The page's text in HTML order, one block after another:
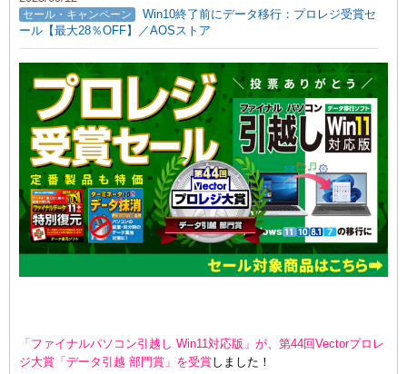
セール・キャンペーン
Win10終了前にデータ移行：プロレジ受賞セ
ール【最大28％OFF】／AOSストア
「ファイナルパソコン引越し Win11対応版」が、第44回Vectorプロレ
ジ大賞「データ引越 部門賞」を受賞しました！